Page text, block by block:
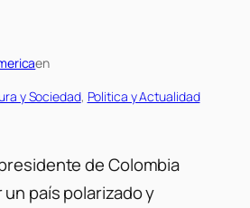
en
y Sociedad, Politica y Actualidad
de Colombia
país polarizado y